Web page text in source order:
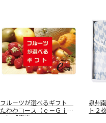
フルーツが選べるギフト
たわわコース（ｅ－Ｇｉｆ
ｔ）【慶事
泉州
ト２